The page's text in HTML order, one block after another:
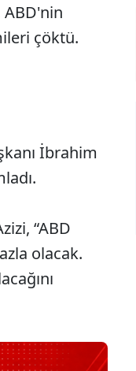
ABD'nin
çöktü.
İbrahim
“ABD
olacak.